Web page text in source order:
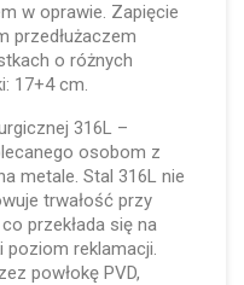
w oprawie. Zapięcie
przedłużaczem
o różnych
17+4 cm.
316L –
osobom z
metale. Stal 316L nie
trwałość przy
przekłada się na
poziom reklamacji.
powłokę PVD,